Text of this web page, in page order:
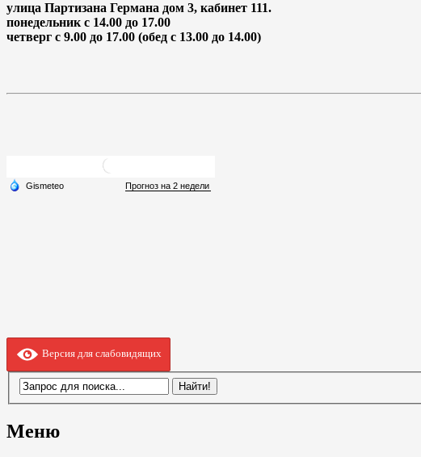
улица Партизана Германа дом 3, кабинет 111.
понедельник с 14.00 до 17.00
четверг с 9.00 до 17.00 (обед с 13.00 до 14.00)
Версия для слабовидящих
Меню